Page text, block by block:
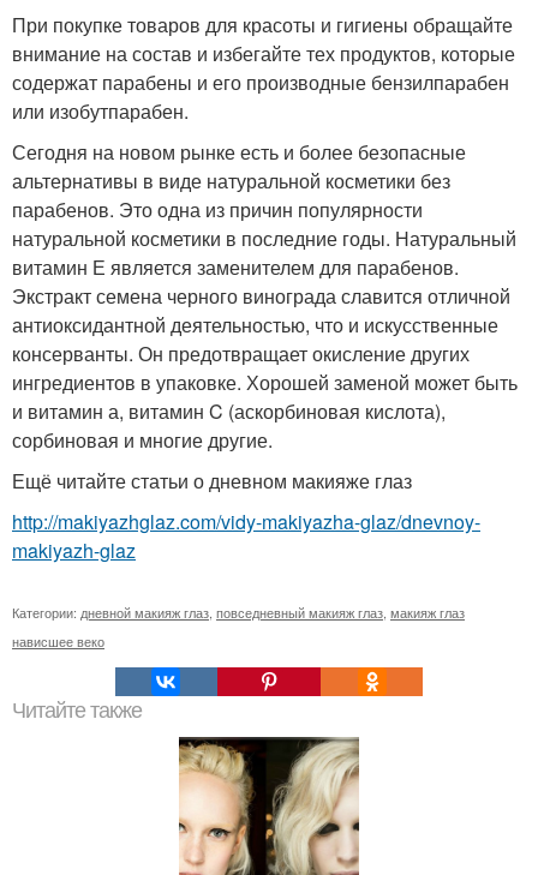
При покупке товаров для красоты и гигиены обращайте
внимание на состав и избегайте тех продуктов, которые
содержат парабены и его производные бензилпарабен
или изобутпарабен.
Сегодня на новом рынке есть и более безопасные
альтернативы в виде натуральной косметики без
парабенов. Это одна из причин популярности
натуральной косметики в последние годы. Натуральный
витамин Е является заменителем для парабенов.
Экстракт семена черного винограда славится отличной
антиоксидантной деятельностью, что и искусственные
консерванты. Он предотвращает окисление других
ингредиентов в упаковке. Хорошей заменой может быть
и витамин а, витамин C (аскорбиновая кислота),
сорбиновая и многие другие.
Ещё читайте статьи о дневном макияже глаз
http://makiyazhglaz.com/vidy-makiyazha-glaz/dnevnoy-
makiyazh-glaz
Категории: дневной макияж глаз повседневный макияж глаз макияж глаз
нависшее веко
Читайте также